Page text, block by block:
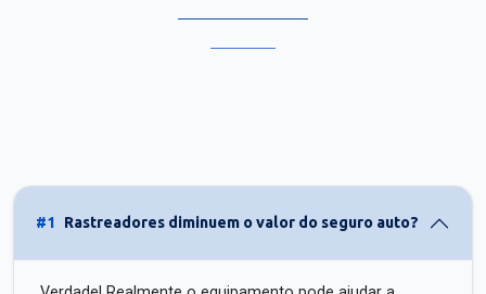
#1 Rastreadores diminuem o valor do seguro auto?